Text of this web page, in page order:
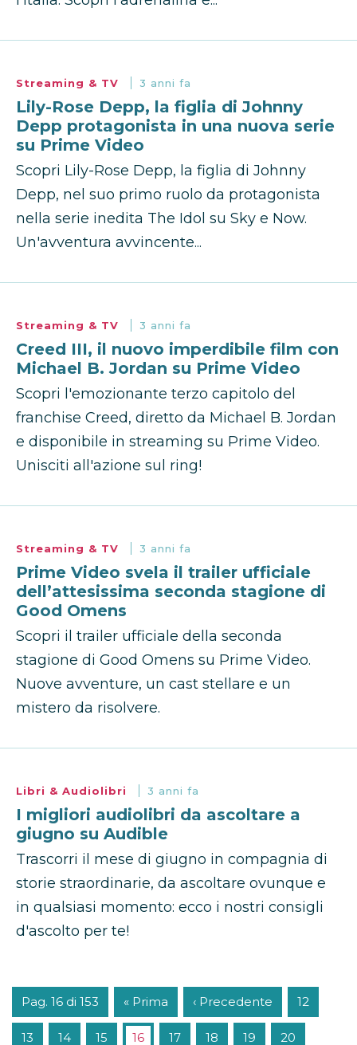
Streaming & TV 3 anni fa
Lily-Rose Depp, la figlia di Johnny
Depp protagonista in una nuova serie
su Prime Video
Scopri Lily-Rose Depp, la figlia di Johnny
Depp, nel suo primo ruolo da protagonista
nella serie inedita The Idol su Sky e Now.
Un'avventura avvincente...
Streaming & TV 3 anni fa
Creed III, il nuovo imperdibile film con
Michael B. Jordan su Prime Video
Scopri l'emozionante terzo capitolo del
franchise Creed, diretto da Michael B. Jordan
e disponibile in streaming su Prime Video.
Unisciti all'azione sul ring!
Streaming & TV 3 anni fa
Prime Video svela il trailer ufficiale
dell’attesissima seconda stagione di
Good Omens
Scopri il trailer ufficiale della seconda
stagione di Good Omens su Prime Video.
Nuove avventure, un cast stellare e un
mistero da risolvere.
Libri & Audiolibri 3 anni fa
I migliori audiolibri da ascoltare a
giugno su Audible
Trascorri il mese di giugno in compagnia di
storie straordinarie, da ascoltare ovunque e
in qualsiasi momento: ecco i nostri consigli
d'ascolto per te!
Pag. 16 di 153 « Prima ‹ Precedente 12
13 14 15 16 17 18 19 20